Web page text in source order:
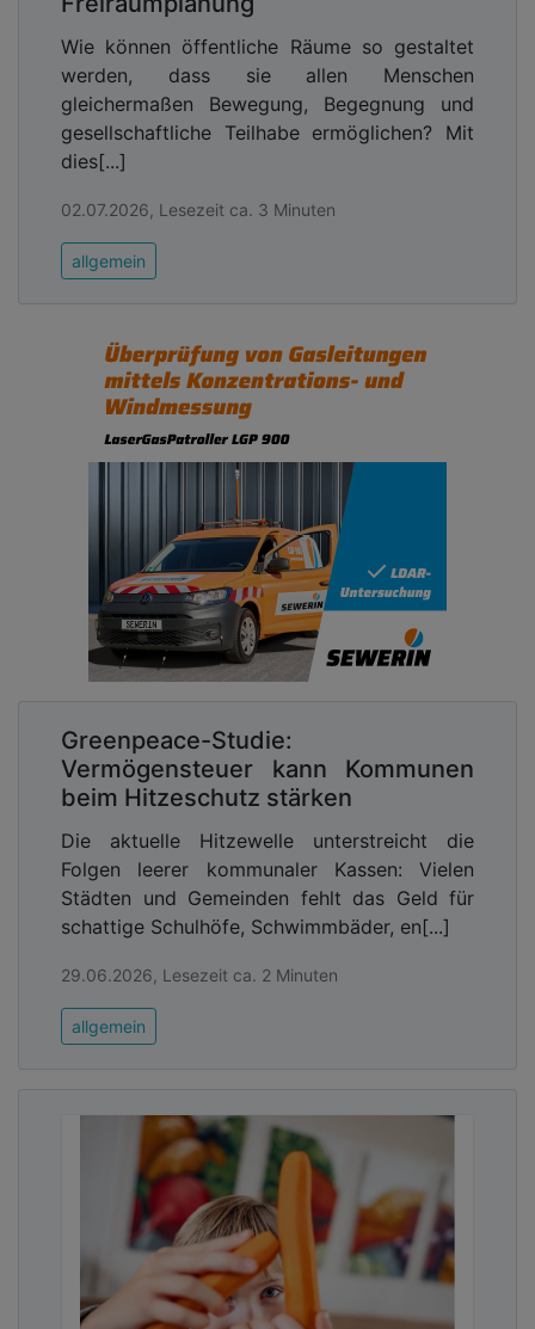
Wie können öffentliche Räume so gestaltet
werden, dass sie allen Menschen
gleichermaßen Bewegung, Begegnung und
gesellschaftliche Teilhabe ermöglichen? Mit
dies[...]
02.07.2026, Lesezeit ca. 3 Minuten
allgemein
Greenpeace-Studie:
Vermögensteuer kann Kommunen
beim Hitzeschutz stärken
Die aktuelle Hitzewelle unterstreicht die
Folgen leerer kommunaler Kassen: Vielen
Städten und Gemeinden fehlt das Geld für
schattige Schulhöfe, Schwimmbäder, en[...]
29.06.2026, Lesezeit ca. 2 Minuten
allgemein